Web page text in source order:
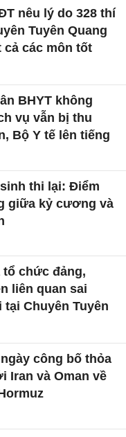
nêu lý do 328 thí
Tuyên Quang
cả các môn tốt
BHYT không
vụ vẫn bị thu
Bộ Y tế lên tiếng
thi lại: Điểm
giữa kỷ cương và
tổ chức đảng,
liên quan sai
tại Chuyên Tuyên
công bố thỏa
Iran và Oman về